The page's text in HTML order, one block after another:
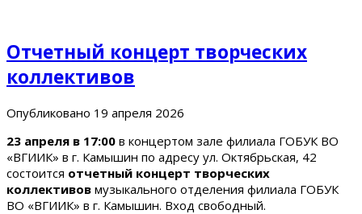
Отчетный концерт творческих
коллективов
Опубликовано 19 апреля 2026
23 апреля в 17:00 в концертом зале филиала ГОБУК ВО
«ВГИИК» в г. Камышин по адресу ул. Октябрьская, 42
состоится отчетный концерт творческих
коллективов музыкального отделения филиала ГОБУК
ВО «ВГИИК» в г. Камышин. Вход свободный.